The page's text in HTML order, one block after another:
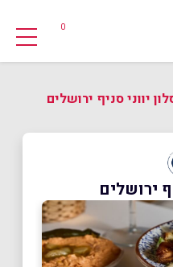
0
יווני סניף ירושלים
ירושלים